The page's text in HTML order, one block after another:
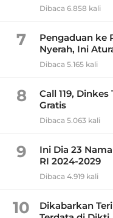
Dibaca 6.858 kali
7
Pengaduan ke
Nyerah, Ini
Dibaca 5.165 kali
8
Call 119,
Gratis
Dibaca 5.063 kali
9
Ini Dia 23
RI 2024-2029
Dibaca 4.919 kali
10
Dikabarkan